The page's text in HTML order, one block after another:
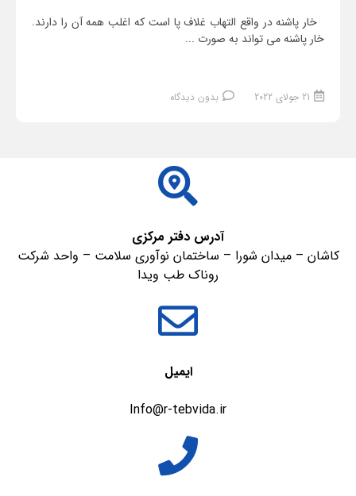
خار پاشنه در واقع التهاب غلاف پا است که اغلب همه آن را دارند.
خار پاشنه می تواند به صورت ...
21 جولای 2022 بدون دیدگاه
آدرس دفتر مرکزی
کاشان – میدان شورا – ساختمان نوآوری سلامت – واحد شرکت
روناک طب ویدا
ایمیل
Info@r-tebvida.ir